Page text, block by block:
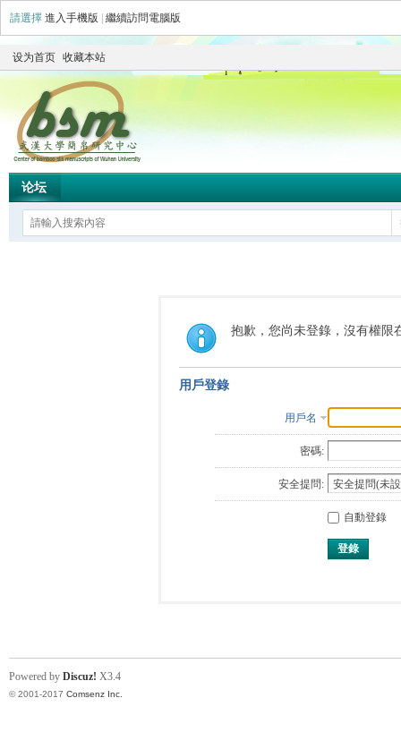
請選擇 進入手機版 繼續訪問電腦版
设为首页 收藏本站
论坛
抱歉，您尚未登錄，沒有權限
用戶登錄
用戶名
密碼:
安全提問:
自動登錄
登錄
Powered by Discuz! X3.4
© 2001-2017 Comsenz Inc.